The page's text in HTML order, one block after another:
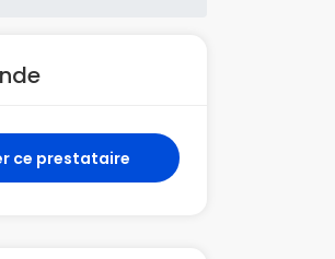
ce prestataire